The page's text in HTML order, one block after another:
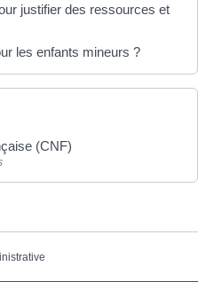
justifier des ressources et
les enfants mineurs ?
(CNF)